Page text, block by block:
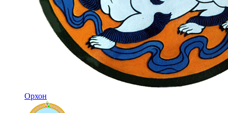
Орхон